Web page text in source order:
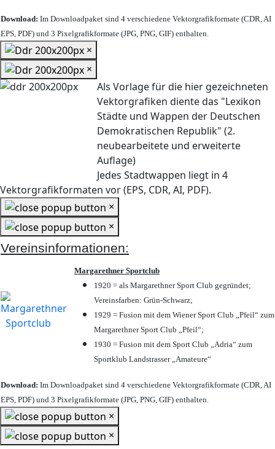
Download: Im Downloadpaket sind 4 verschiedene Vektorgrafikformate (CDR, AI
EPS, PDF) und 3 Pixelgrafikformate (JPG, PNG, GIF) enthalten.
×
×
Als Vorlage für die hier gezeichneten
Vektorgrafiken diente das "Lexikon
Städte und Wappen der Deutschen
Demokratischen Republik" (2.
neubearbeitete und erweiterte
Auflage)
Jedes Stadtwappen liegt in 4
Vektorgrafikformaten vor (EPS, CDR, AI, PDF).
×
×
Vereinsinformationen:
Margarethner Sportclub
1920 = als Margarethner Sport Club gegründet;
Vereinsfarben: Grün-Schwarz;
1929 = Fusion mit dem Wiener Sport Club „Pfeil“ zum
Margarethner Sport Club „Pfeil“;
1930 = Fusion mit dem Sport Club „Adria“ zum
Sportklub Landstrasser „Amateure“
Download: Im Downloadpaket sind 4 verschiedene Vektorgrafikformate (CDR, AI
EPS, PDF) und 3 Pixelgrafikformate (JPG, PNG, GIF) enthalten.
×
×